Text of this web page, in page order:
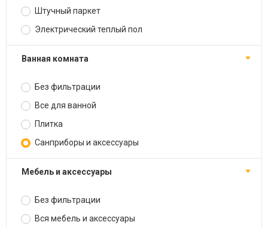
Штучный паркет
Электрический теплый пол
Ванная комната
Без фильтрации
Все для ванной
Плитка
Санприборы и аксессуары
Мебель и аксессуары
Без фильтрации
Вся мебель и аксессуары